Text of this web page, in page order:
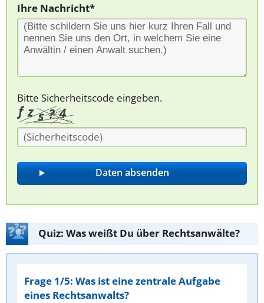
Ihre Nachricht*
Bitte Sicherheitscode eingeben.
Quiz: Was weißt Du über Rechtsanwälte?
Frage 1/5: Was ist eine zentrale Aufgabe
eines Rechtsanwalts?